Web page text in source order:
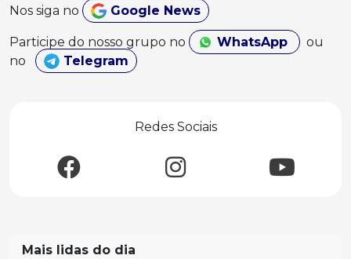
Nos siga no Google News
Participe do nosso grupo no WhatsApp
ou
no
Telegram
Redes Sociais
Mais lidas do dia